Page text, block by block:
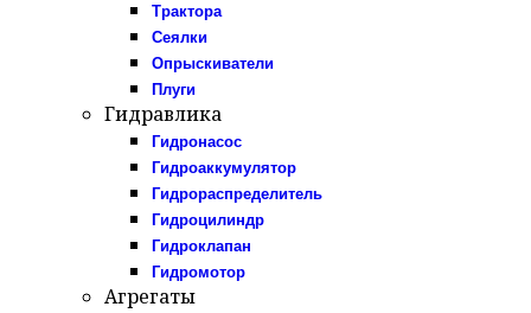
Трактора
Сеялки
Опрыскиватели
Плуги
Гидравлика
Гидронасос
Гидроаккумулятор
Гидрораспределитель
Гидроцилиндр
Гидроклапан
Гидромотор
Агрегаты